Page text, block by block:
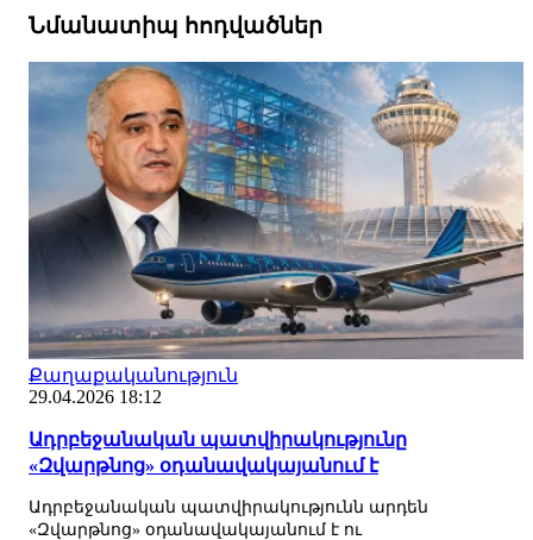
Նմանատիպ հոդվածներ
Քաղաքականություն
29.04.2026 18:12
Ադրբեջանական պատվիրակությունը
«Զվարթնոց» օդանավակայանում է
Ադրբեջանական պատվիրակությունն արդեն
«Զվարթնոց» օդանավակայանում է ու